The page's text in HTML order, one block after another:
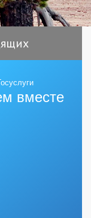
вместе